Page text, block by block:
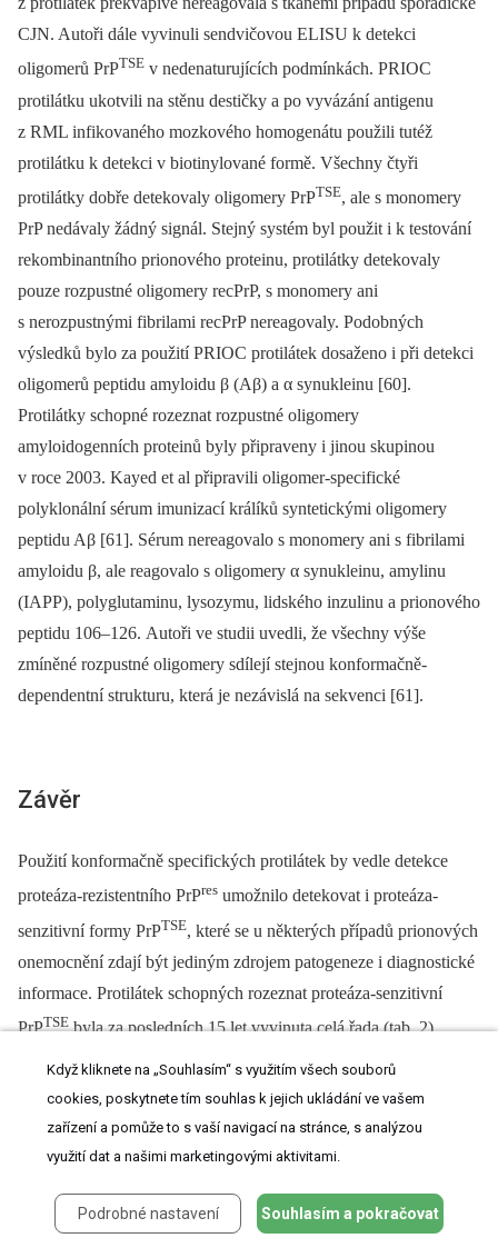
CJN. Autoři dále vyvinuli sendvičovou ELISU k detekci
oligomerů PrPTSE v nedenaturujících podmínkách. PRIOC
protilátku ukotvili na stěnu destičky a po vyvázání antigenu
z RML infikovaného mozkového homogenátu použili tutéž
protilátku k detekci v biotinylované formě. Všechny čtyři
protilátky dobře detekovaly oligomery PrPTSE, ale s monomery
PrP nedávaly žádný signál. Stejný systém byl použit i k testování
rekombinantního prionového proteinu, protilátky detekovaly
pouze rozpustné oligomery recPrP, s monomery ani
s nerozpustnými fibrilami recPrP nereagovaly. Podobných
výsledků bylo za použití PRIOC protilátek dosaženo i při detekci
oligomerů peptidu amyloidu β (Aβ) a α synukleinu [60].
Protilátky schopné rozeznat rozpustné oligomery
amyloidogenních proteinů byly připraveny i jinou skupinou
v roce 2003. Kayed et al připravili oligomer-specifické
polyklonální sérum imunizací králíků syntetickými oligomery
peptidu Aβ [61]. Sérum nereagovalo s monomery ani s fibrilami
amyloidu β, ale reagovalo s oligomery α synukleinu, amylinu
(IAPP), polyglutaminu, lysozymu, lidského inzulinu a prionového
peptidu 106–126. Autoři ve studii uvedli, že všechny výše
zmíněné rozpustné oligomery sdílejí stejnou konformačně-
dependentní strukturu, která je nezávislá na sekvenci [61].
Závěr
Použití konformačně specifických protilátek by vedle detekce
proteáza-rezistentního PrPres umožnilo detekovat i proteáza-
senzitivní formy PrPTSE, které se u některých případů prionových
onemocnění zdají být jediným zdrojem patogeneze i diagnostické
informace. Protilátek schopných rozeznat proteáza-senzitivní
PrPTSEbyla za posledních 15 let vyvinuta celá řada (tab. 2),
nicméně otázkou zůstává jejich využití v praxi. Jejich užití pro
detekci senPrP
v mozkové tkáni při post mortem diagnostice
prionových chorob je limitováno nutností použití nedenaturujících
technik zachovávajících konformaci senPrPTSE
techniky, např. imunoprecipitace, jsou často méně robustní
a mohou vést k falešným výsledkům. Vše navíc komplikují
Když kliknete na „Souhlasím“ s využitím všech souborů
cookies, poskytnete tím souhlas k jejich ukládání ve vašem
zařízení a pomůže to s vaší navigací na stránce, s analýzou
využití dat a našimi marketingovými aktivitami.
Podrobné nastavení Souhlasím a pokračovat